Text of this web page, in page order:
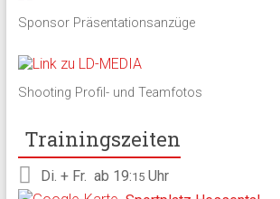
Sponsor Präsentationsanzüge
Shooting Profil- und Teamfotos
Trainingszeiten
Di. + Fr. ab 19:15Uhr